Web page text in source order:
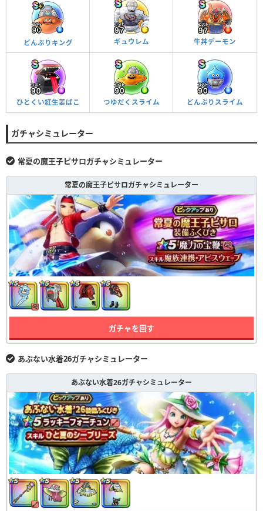
どんぶりキング ギュウレム 牛丼デーモン
ひとくい紅生姜ばこ つゆだくスライム どんぶりスライム
ガチャシミュレーター
常夏の魔王子ピサロガチャシミュレーター
常夏の魔王子ピサロガチャシミュレーター
ガチャを回す
あぶない水着26ガチャシミュレーター
あぶない水着26ガチャシミュレーター